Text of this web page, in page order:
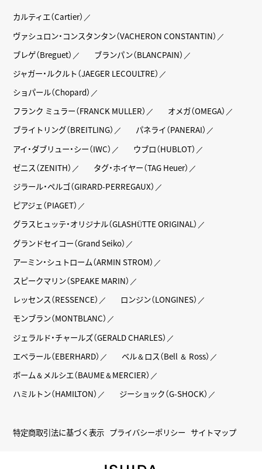
カルティエ（Cartier）
ヴァシュロン・コンスタンタン（VACHERON CONSTANTIN）
ブレゲ（Breguet）
ブランパン（BLANCPAIN）
ジャガー・ルクルト（JAEGER LECOULTRE）
ショパール（Chopard）
フランク ミュラー（FRANCK MULLER）
オメガ（OMEGA）
ブライトリング（BREITLING）
パネライ（PANERAI）
アイ・ダブリュー・シー（IWC）
ウブロ（HUBLOT）
ゼニス（ZENITH）
タグ・ホイヤー（TAG Heuer）
ジラール・ペルゴ（GIRARD-PERREGAUX）
ピアジェ（PIAGET）
グラスヒュッテ・オリジナル（GLASHÜTTE ORIGINAL）
グランドセイコー（Grand Seiko）
アーミン・シュトローム（ARMIN STROM）
スピークマリン（SPEAKE MARIN）
レッセンス（RESSENCE）
ロンジン（LONGINES）
モンブラン（MONTBLANC）
ジェラルド・チャールズ（GERALD CHARLES）
エベラール（EBERHARD）
ベル＆ロス（Bell ＆ Ross）
ボーム＆メルシエ（BAUME＆MERCIER）
ハミルトン（HAMILTON）
ジーショック（G-SHOCK）
特定商取引法に基づく表示 プライバシーポリシー サイトマップ